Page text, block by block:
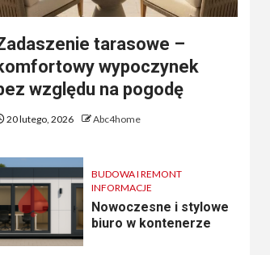
tarasowe –
wypoczynek
względu na pogodę
20 lutego, 2026 Abc4home
BUDOWA I REMONT
INFORMACJE
Nowoczesne i stylowe
biuro w kontenerze